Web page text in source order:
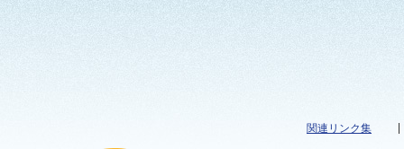
関連リンク集